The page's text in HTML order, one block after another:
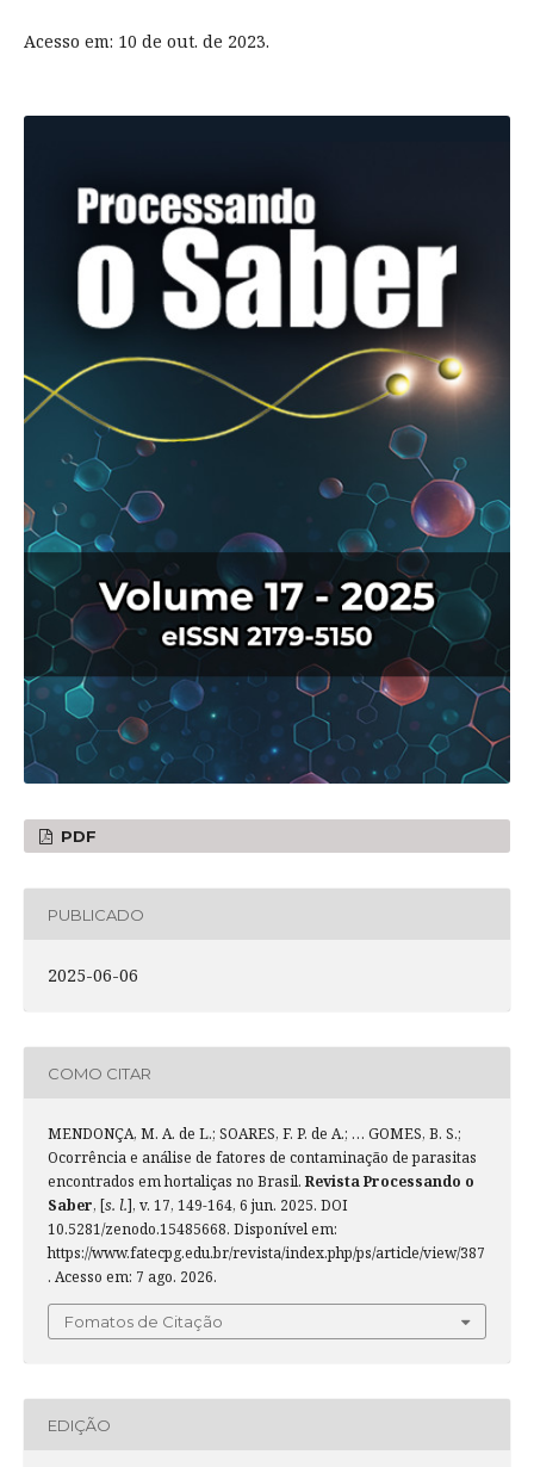
Acesso em: 10 de out. de 2023.
PDF
PUBLICADO
2025-06-06
COMO CITAR
MENDONÇA, M. A. de L.; SOARES, F. P. de A.; … GOMES, B. S.;
Ocorrência e análise de fatores de contaminação de parasitas
encontrados em hortaliças no Brasil. Revista Processando o
Saber, [s. l.], v. 17, 149-164, 6 jun. 2025. DOI
10.5281/zenodo.15485668. Disponível em:
https://www.fatecpg.edu.br/revista/index.php/ps/article/view/387
. Acesso em: 7 ago. 2026.
Fomatos de Citação
EDIÇÃO